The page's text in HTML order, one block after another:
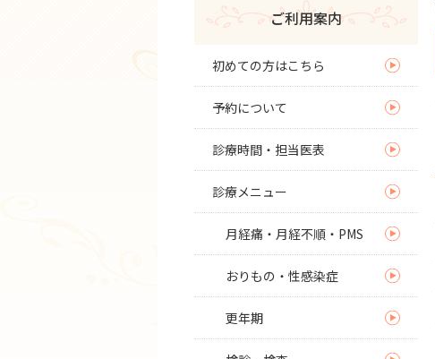
ご利用案内
初めての方はこちら
予約について
診療時間・担当医表
診療メニュー
月経痛・月経不順・PMS
おりもの・性感染症
更年期